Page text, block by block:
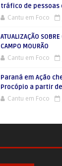
tráfico de pessoas
Cantu em Foco
ATUALIZAÇÃO SOBRE
CAMPO MOURÃO
Cantu em Foco
Paraná em Ação
Procópio a partir
Cantu em Foco